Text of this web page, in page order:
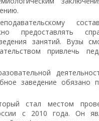
предоставлять
занятий. Вузы
привлечь
заведение обязано
стал местом
с 2010 года. Он